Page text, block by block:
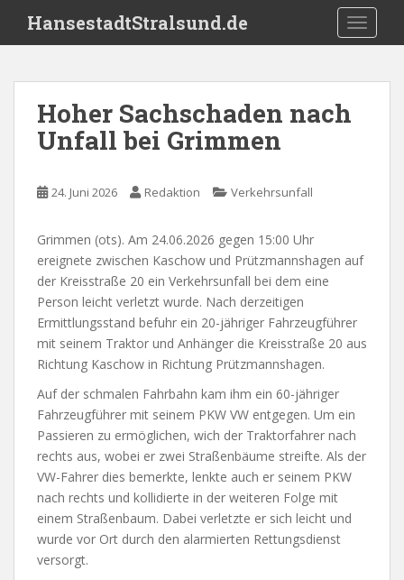
i
HansestadtStralsund.de
Hoher Sachschaden nach
Unfall bei Grimmen
24. Juni 2026 Redaktion Verkehrsunfall
Grimmen (ots). Am 24.06.2026 gegen 15:00 Uhr
ereignete zwischen Kaschow und Prützmannshagen auf
der Kreisstraße 20 ein Verkehrsunfall bei dem eine
Person leicht verletzt wurde. Nach derzeitigen
Ermittlungsstand befuhr ein 20-jähriger Fahrzeugführer
mit seinem Traktor und Anhänger die Kreisstraße 20 aus
Richtung Kaschow in Richtung Prützmannshagen.
Auf der schmalen Fahrbahn kam ihm ein 60-jähriger
Fahrzeugführer mit seinem PKW VW entgegen. Um ein
Passieren zu ermöglichen, wich der Traktorfahrer nach
rechts aus, wobei er zwei Straßenbäume streifte. Als der
VW-Fahrer dies bemerkte, lenkte auch er seinem PKW
nach rechts und kollidierte in der weiteren Folge mit
einem Straßenbaum. Dabei verletzte er sich leicht und
wurde vor Ort durch den alarmierten Rettungsdienst
versorgt.